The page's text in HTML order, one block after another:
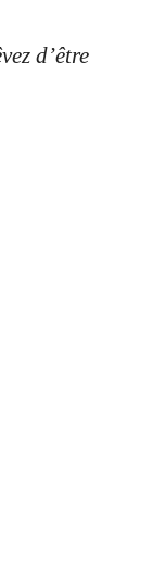
d’être